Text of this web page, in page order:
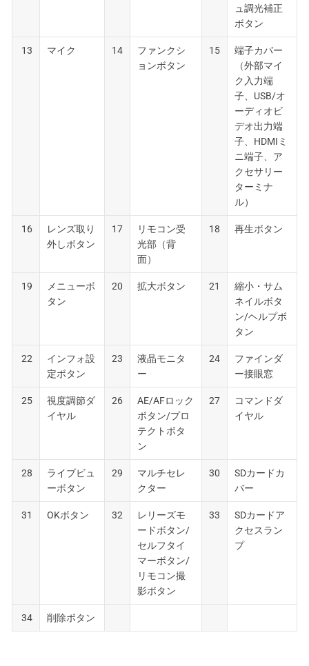
ュ調光補正
ボタン
13 マイク 14
ファンクシ
ョンボタン
15
端子カバー
（外部マイ
ク入力端
子、USB/オ
ーディオビ
デオ出力端
子、HDMIミ
ニ端子、ア
クセサリー
ターミナ
ル）
16
レンズ取り
外しボタン
17
リモコン受
光部（背
面）
18 再生ボタン
19
メニューボ
タン
20 拡大ボタン 21
縮小・サム
ネイルボタ
ン/ヘルプボ
タン
22
インフォ設
定ボタン
23
液晶モニタ
ー
24
ファインダ
ー接眼窓
25
視度調節ダ
イヤル
26
AE/AFロック
ボタン/プロ
テクトボタ
ン
27
コマンドダ
イヤル
28
ライブビュ
ーボタン
29
マルチセレ
クター
30
SDカードカ
バー
31 OKボタン 32
レリーズモ
ードボタン/
セルフタイ
マーボタン/
リモコン撮
影ボタン
33
SDカードア
クセスラン
プ
34 削除ボタン